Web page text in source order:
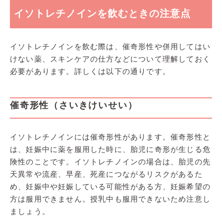
イソトレチノインを飲むときの注意点
イソトレチノインを飲む際は、催奇形性や併用してはい
けない薬、スキンケアの仕方などについて理解しておく
必要があります。詳しくは以下の通りです。
催奇形性（さいきけいせい）
イソトレチノインには催奇形性があります。催奇形性と
は、妊娠中に薬を服用した時に、胎児に奇形が生じる危
険性のことです。イソトレチノインの場合は、胎児の先
天異常や流産、早産、死産につながるリスクがあるた
め、妊娠中や妊娠している可能性がある方、妊娠希望の
方は服用できません。授乳中も服用できないため注意し
ましょう。